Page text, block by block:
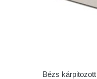
Bézs